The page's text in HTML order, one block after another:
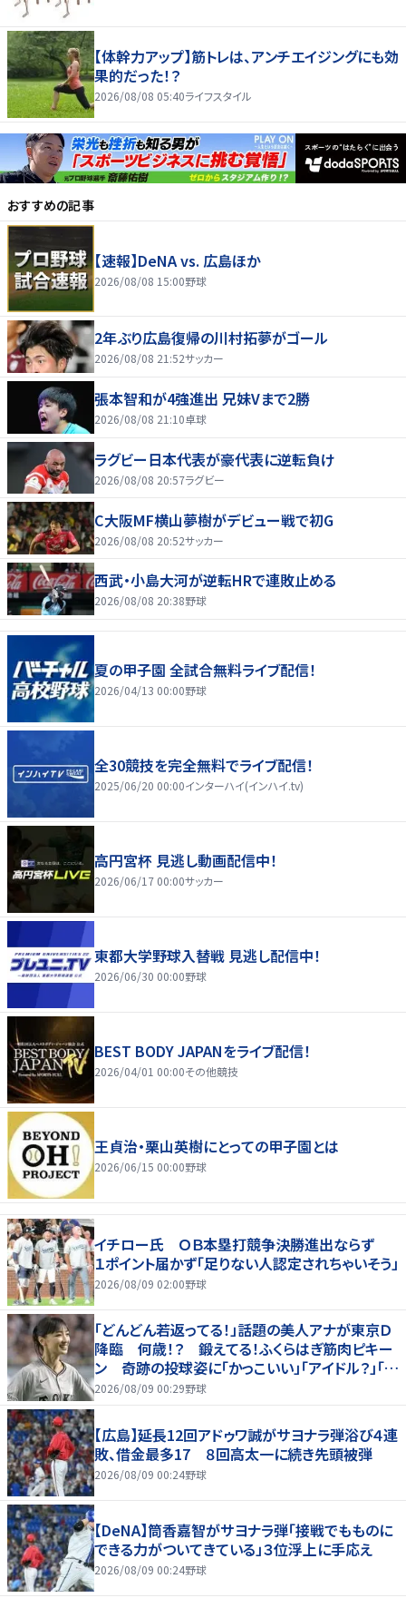
【体幹力アップ】筋トレは、アンチエイジングにも効
果的だった！？
2026/08/08 05:40ライフスタイル
おすすめの記事
【速報】DeNA vs. 広島ほか
2026/08/08 15:00野球
2年ぶり広島復帰の川村拓夢がゴール
2026/08/08 21:52サッカー
張本智和が4強進出 兄妹Vまで2勝
2026/08/08 21:10卓球
ラグビー日本代表が豪代表に逆転負け
2026/08/08 20:57ラグビー
C大阪MF横山夢樹がデビュー戦で初G
2026/08/08 20:52サッカー
西武・小島大河が逆転HRで連敗止める
2026/08/08 20:38野球
夏の甲子園 全試合無料ライブ配信！
2026/04/13 00:00野球
全30競技を完全無料でライブ配信！
2025/06/20 00:00インターハイ(インハイ.tv)
高円宮杯 見逃し動画配信中！
2026/06/17 00:00サッカー
東都大学野球入替戦 見逃し配信中！
2026/06/30 00:00野球
BEST BODY JAPANをライブ配信！
2026/04/01 00:00その他競技
王貞治・栗山英樹にとっての甲子園とは
2026/06/15 00:00野球
イチロー氏 ＯＢ本塁打競争決勝進出ならず
１ポイント届かず「足りない人認定されちゃいそう」
2026/08/09 02:00野球
「どんどん若返ってる！」話題の美人アナが東京Ｄ
降臨 何歳！？ 鍛えてる！ふくらはぎ筋肉ピキー
ン 奇跡の投球姿に「かっこいい」「アイドル？」「女
神」
2026/08/09 00:29野球
【広島】延長12回アドゥワ誠がサヨナラ弾浴び４連
敗、借金最多17 ８回高太一に続き先頭被弾
2026/08/09 00:24野球
【DeNA】筒香嘉智がサヨナラ弾「接戦でもものに
できる力がついてきている」３位浮上に手応え
2026/08/09 00:24野球